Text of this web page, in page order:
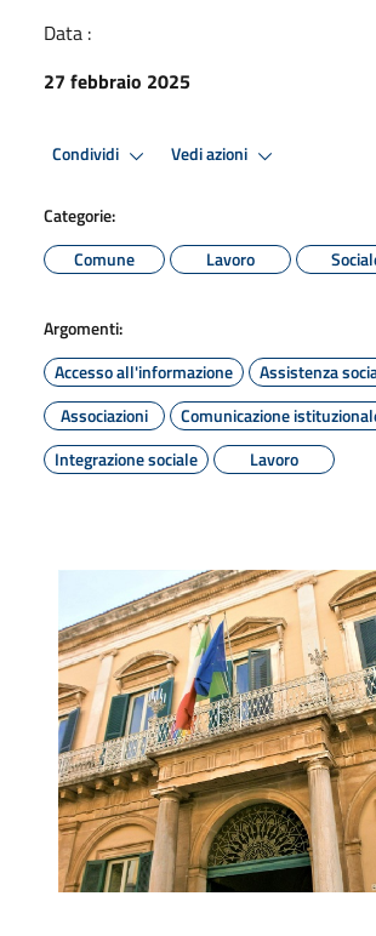
Data :
27 febbraio 2025
Condividi Vedi azioni
Categorie:
Comune
Lavoro
Argomenti:
Accesso all'informazione
Assistenza
Associazioni
Comunicazione
Integrazione sociale
Lavoro